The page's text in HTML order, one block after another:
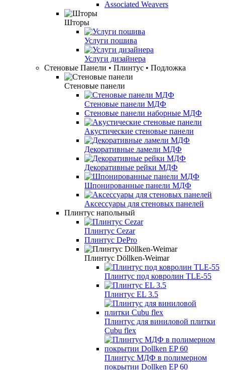
Associated Weavers
Шторы
Услуги пошива
Услуги дизайнера
Стеновые Панели • Плинтус • Подложка
Стеновые панели
Стеновые панели МДФ
Стеновые панели наборные МДФ
Акустические стеновые панели
Декоративные ламели МДФ
Декоративные рейки МДФ
Шпонированные панели МДФ
Аксессуары для стеновых панелей
Плинтус напольный
Плинтус Cezar
Плинтус DePro
Плинтус Döllken-Weimar
Плинтус под ковролин TLE-55
Плинтус EL 3.5
Плинтус для виниловой плитки
Cubu flex
Плинтус МДФ в полимерном
покрытии Dollken EP 60